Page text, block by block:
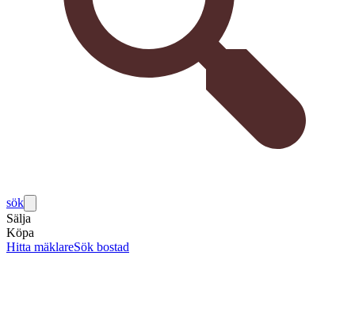
sök
Sälja
Köpa
Hitta mäklareSök bostad